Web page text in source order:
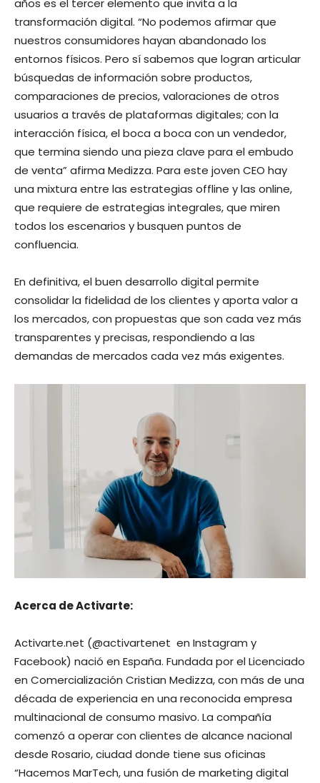
años es el tercer elemento que invita a la
transformación digital. “No podemos afirmar que
nuestros consumidores hayan abandonado los
entornos físicos. Pero sí sabemos que logran articular
búsquedas de información sobre productos,
comparaciones de precios, valoraciones de otros
usuarios a través de plataformas digitales; con la
interacción física, el boca a boca con un vendedor,
que termina siendo una pieza clave para el embudo
de venta” afirma Medizza. Para este joven CEO hay
una mixtura entre las estrategias offline y las online,
que requiere de estrategias integrales, que miren
todos los escenarios y busquen puntos de
confluencia.
En definitiva, el buen desarrollo digital permite
consolidar la fidelidad de los clientes y aporta valor a
los mercados, con propuestas que son cada vez más
transparentes y precisas, respondiendo a las
demandas de mercados cada vez más exigentes.
Acerca de Activarte:
Activarte.net (@activartenet en Instagram y
Facebook) nació en España. Fundada por el Licenciado
en Comercialización Cristian Medizza, con más de una
década de experiencia en una reconocida empresa
multinacional de consumo masivo. La compañía
comenzó a operar con clientes de alcance nacional
desde Rosario, ciudad donde tiene sus oficinas
“Hacemos MarTech, una fusión de marketing digital